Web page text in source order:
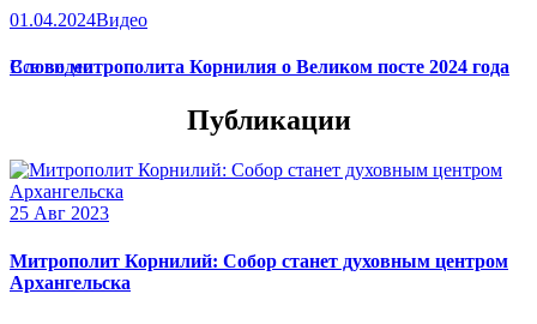
01.04.2024Видео
Слово митрополита Корнилия о Великом посте 2024 года
Все видео
Публикации
25 Авг 2023
Митрополит Корнилий: Собор станет духовным центром
Архангельска